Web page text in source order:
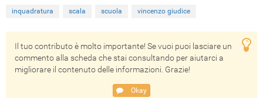
inquadratura scala scuola vincenzo giudice
Il tuo contributo è molto importante! Se vuoi puoi lasciare un
commento alla scheda che stai consultando per aiutarci a
migliorare il contenuto delle informazioni. Grazie!
Okay